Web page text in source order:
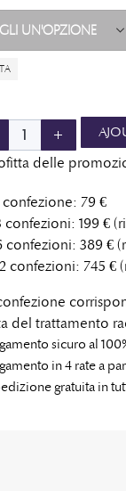
delle
confezione: 79 €
confezioni: 199 €
confezioni: 389 €
confezioni: 745 €
del trattamento
sicuro al
in 4 rate a
gratuita in